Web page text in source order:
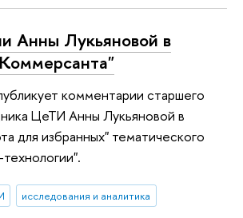
Анны Лукьяновой в
комментарии старшего
ЦеТИ Анны Лукьяновой в
для избранных" тематического
исследования и аналитика